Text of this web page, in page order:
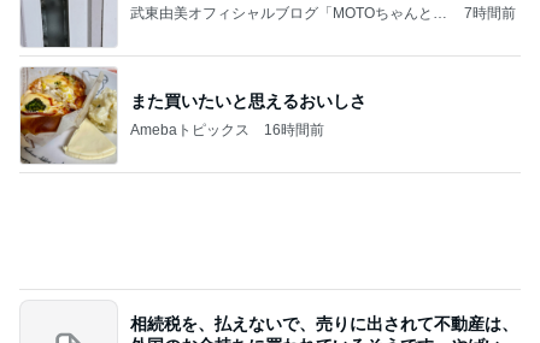
武東由美オフィシャルブログ「MOTOちゃんとの
7時間前
また買いたいと思えるおいしさ
Amebaトピックス 16時間前
相続税を、払えないで、売りに出されて不動産は、